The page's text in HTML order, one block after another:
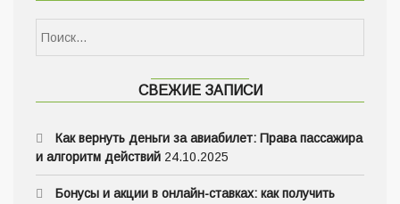
СВЕЖИЕ ЗАПИСИ
Как вернуть деньги за авиабилет: Права пассажира
и алгоритм действий 24.10.2025
Бонусы и акции в онлайн-ставках: как получить